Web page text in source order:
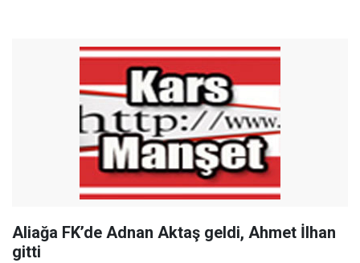
Aliağa FK’de Adnan Aktaş geldi, Ahmet İlhan
gitti